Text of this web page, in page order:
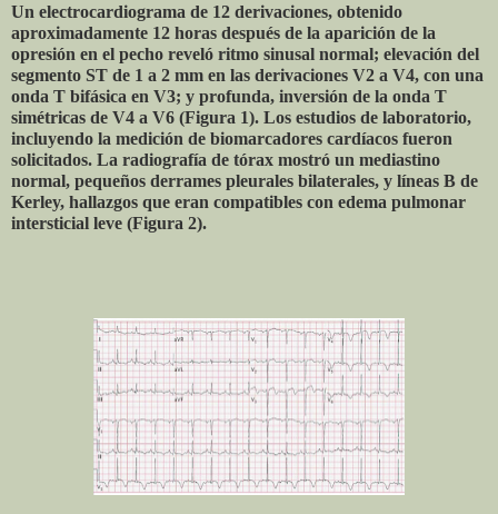
Un electrocardiograma de 12 derivaciones, obtenido
aproximadamente 12 horas después de la aparición de la
opresión en el pecho reveló ritmo sinusal normal; elevación del
segmento ST de 1 a 2 mm en las derivaciones V2 a V4, con una
onda T bifásica en V3; y profunda, inversión de la onda T
simétricas de V4 a V6 (Figura 1). Los estudios de laboratorio,
incluyendo la medición de biomarcadores cardíacos fueron
solicitados. La radiografía de tórax mostró un mediastino
normal, pequeños derrames pleurales bilaterales, y líneas B de
Kerley, hallazgos que eran compatibles con edema pulmonar
intersticial leve (Figura 2).